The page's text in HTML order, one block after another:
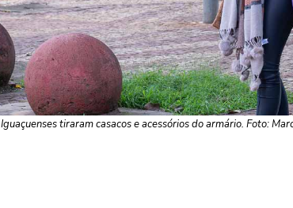
Iguaçuenses tiraram casacos e acessórios do armário. Foto: